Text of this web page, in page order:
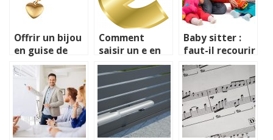
Offrir un bijou
en guise de
present
Comment
saisir un e en
majuscule ?
Baby sitter :
faut-il recourir
a ses services ?